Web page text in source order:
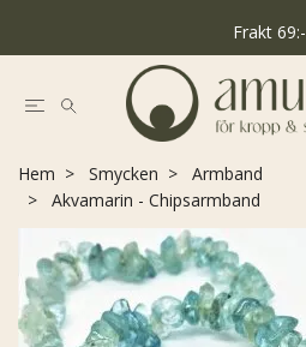
Frakt 69:-
Hem Smycken
Armband
Akvamarin - Chipsarmband